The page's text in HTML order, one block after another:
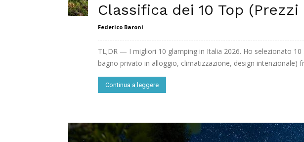
Classifica dei 10 Top (Prezzi
Federico Baroni -
TL;DR — I migliori 10 glamping in Italia 2026. Ho selezionato
bagno privato in alloggio, climatizzazione, design intenzionale)
Continua a leggere